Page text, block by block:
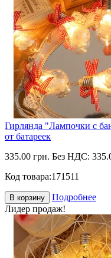
Гирлянда "Лампочки с
от батареек
335.00 грн. Без НДС:
Код товара:171511
В корзину
Подробнее
Лидер продаж!